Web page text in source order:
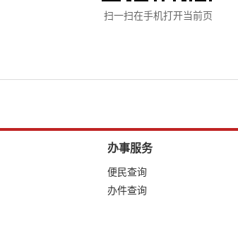
扫一扫在手机打开当前页
办事服务
便民查询
办件查询